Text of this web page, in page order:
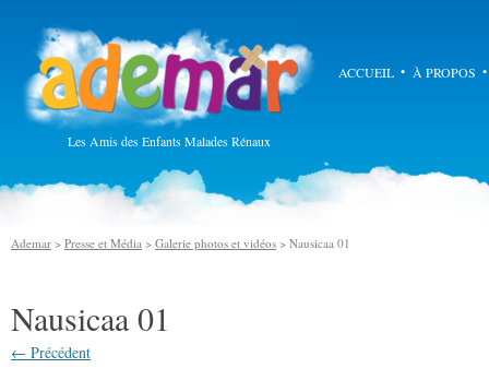
Les Amis des Enfants Malades Rénaux
ACCUEIL À PROPOS
Ademar > Presse et Média > Galerie photos et vidéos > Nausicaa 01
Nausicaa 01
← Précédent